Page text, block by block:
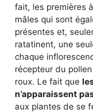
fait, les premières
mâles qui sont
présentes et,
ratatinent, une
chaque
récepteur du
roux. Le fait que
n’apparaissent
aux plantes de se